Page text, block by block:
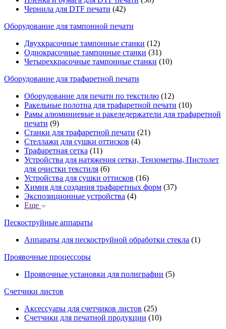
Чернила для DTF печати (42)
Оборудование для тампонной печати
Двухкрасочные тампонные станки (12)
Однокрасочные тампонные станки (31)
Четырехкрасочные тампонные станки (10)
Оборудование для трафаретной печати
Оборудование для печати по текстилю (12)
Ракельные полотна для трафаретной печати (10)
Рамы алюминиевые и ракеледержатели для трафаретной
печати (9)
Станки для трафаретной печати (21)
Стеллажи для сушки оттисков (4)
Трафаретная сетка (11)
Устройства для натяжения сетки, Тензометры, Пистолет
для очистки текстиля (6)
Устройства для сушки оттисков (16)
Химия для создания трафаретных форм (37)
Экспозиционные устройства (4)
Еще
Пескоструйные аппараты
Аппараты для пескоструйной обработки стекла (1)
Проявочные процессоры
Проявочные установки для полиграфии (5)
Счетчики листов
Аксессуары для счетчиков листов (25)
Счетчики для печатной продукции (10)